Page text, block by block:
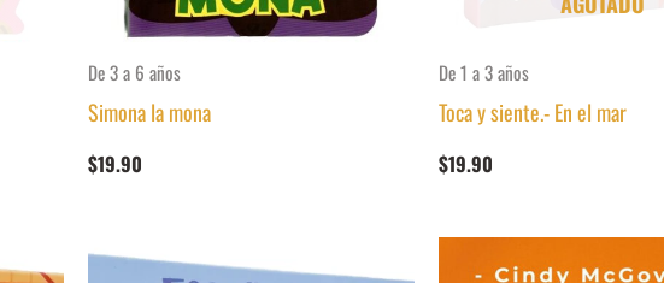
De 3 a 6 años
Simona la mona
$19.90
De 1 a 3 años
Toca y siente.- En el mar
$19.90